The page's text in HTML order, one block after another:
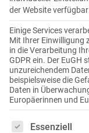
große Vielfalt an
die der Knödel
besonders lecker,
Neben dem
auch als Burger,
genießen. Vom
bis hin zum
etwas dabei.
der Website
Einige Services
Mit Ihrer Einwilligung
in die Verarbeitung
GDPR ein. Der EuGH
unzureichendem
beispielsweise die
Daten in
Europäerinnen und
Es folgt eine Liste
Essenziell